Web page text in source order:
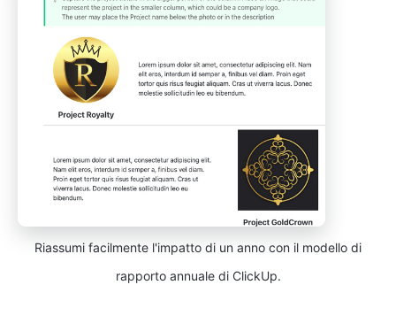
Riassumi facilmente l'impatto di un anno con il modello di
rapporto annuale di ClickUp.